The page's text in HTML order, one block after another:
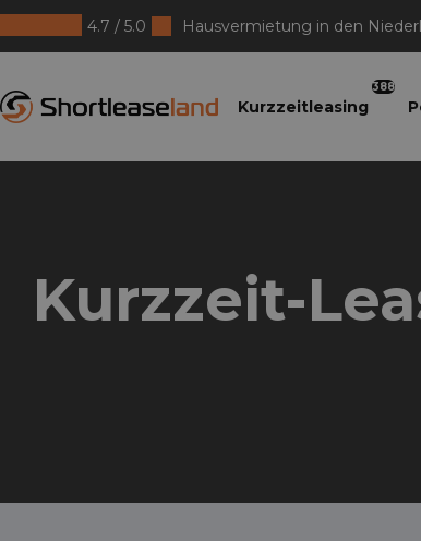
4.7 / 5.0 Hausvermietung in den
Kurzzeitleasing
388
Kurzzeit-